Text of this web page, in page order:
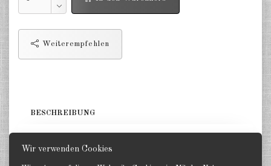
Wir verwenden Cookies
Deutschland Projekte nach 1945
Italien 1:285
Japan 1:285
Weiterempfehlen
BESCHREIBUNG